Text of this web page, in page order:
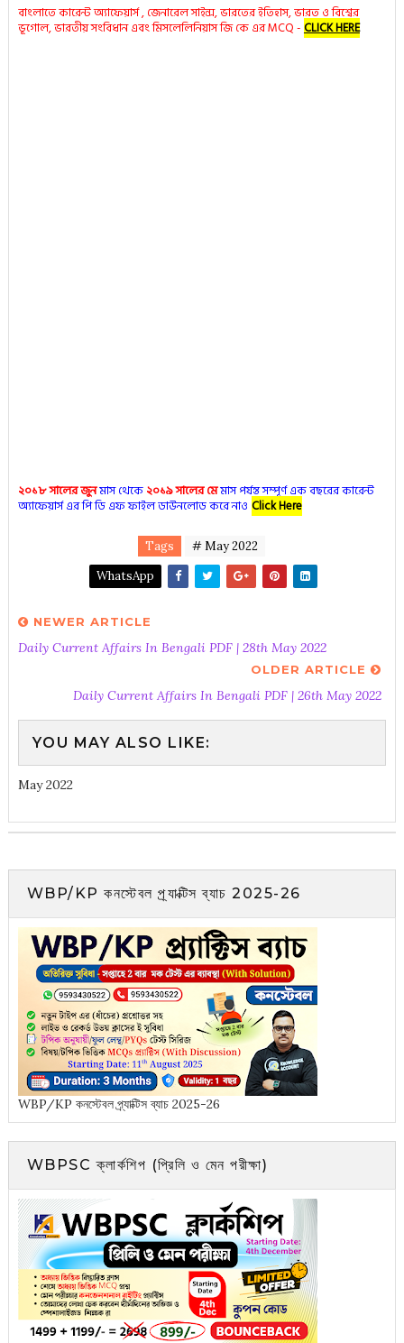
বাংলাতে কারেন্ট অ্যাফেয়ার্স , জেনারেল সাইন্স, ভারতের ইতিহাস, ভারত ও বিশ্বের
ভূগোল, ভারতীয় সংবিধান এবং মিসলেলিনিয়াস জি কে এর MCQ -CLICK HERE
২০১৮ সালের জুনমাস থেকে২০১৯ সালের মেমাস পর্যন্ত সম্পূর্ণ এক বছরের কারেন্ট
অ্যাফেয়ার্স এর পি ডি এফ ফাইল ডাউনলোড করে নাও Click Here
Tags
# May 2022
WhatsApp
NEWER ARTICLE
Daily Current Affairs In Bengali PDF | 28th May 2022
OLDER ARTICLE
Daily Current Affairs In Bengali PDF | 26th May 2022
YOU MAY ALSO LIKE:
May 2022
WBP/KP কনস্টেবল প্র্যাক্টিস ব্যাচ 2025-26
WBP/KP কনস্টেবল প্র্যাক্টিস ব্যাচ 2025-26
WBPSC ক্লার্কশিপ (প্রিলি ও মেন পরীক্ষা)